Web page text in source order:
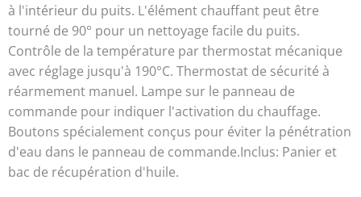
à l'intérieur du puits. L'élément chauffant peut être
tourné de 90° pour un nettoyage facile du puits.
Contrôle de la température par thermostat mécanique
avec réglage jusqu'à 190°C. Thermostat de sécurité à
réarmement manuel. Lampe sur le panneau de
commande pour indiquer l'activation du chauffage.
Boutons spécialement conçus pour éviter la pénétration
d'eau dans le panneau de commande.Inclus: Panier et
bac de récupération d'huile.